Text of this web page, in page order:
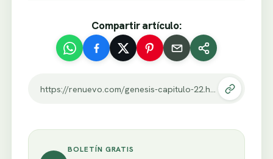
Compartir artículo:
https://renuevo.com/genesis-capitulo-22.html
BOLETÍN GRATIS